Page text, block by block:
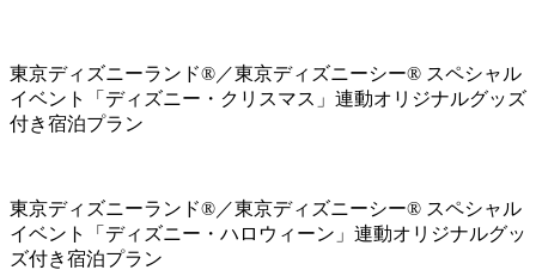
東京ディズニーランド®／東京ディズニーシー® スペシャル
イベント「ディズニー・クリスマス」連動オリジナルグッズ
付き宿泊プラン
東京ディズニーランド®／東京ディズニーシー® スペシャル
イベント「ディズニー・ハロウィーン」連動オリジナルグッ
ズ付き宿泊プラン